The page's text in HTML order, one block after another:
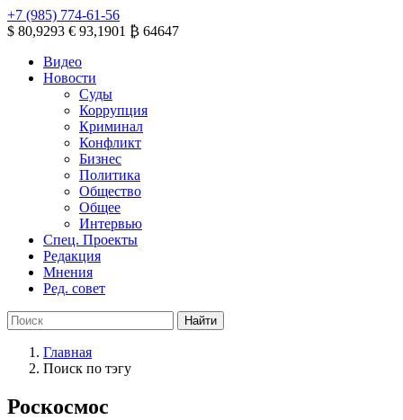
+7 (985) 774-61-56
$ 80,9293 € 93,1901 ₿ 64647
Видео
Новости
Суды
Коррупция
Криминал
Конфликт
Бизнес
Политика
Общество
Общее
Интервью
Спец. Проекты
Редакция
Мнения
Ред. совет
Главная
Поиск по тэгу
Роскосмос